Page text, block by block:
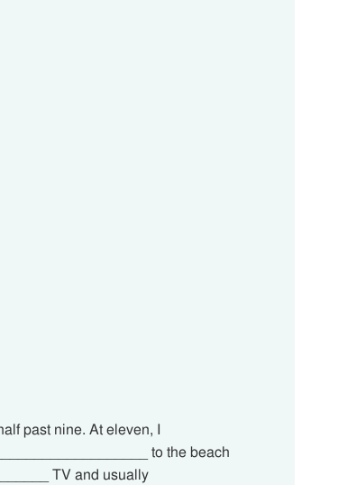
past nine. At eleven, I
to the beach
TV and usually